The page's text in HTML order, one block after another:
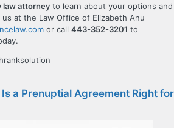
law attorney to learn about your options and
at the Law Office of Elizabeth Anu
or call 443-352-3201 to
a Prenuptial Agreement Right for